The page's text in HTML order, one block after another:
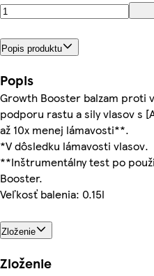
Popis produktu
Popis
Growth Booster balzam proti
podporu rastu a sily vlasov s
až 10x menej lámavosti**.
*V dôsledku lámavosti vlasov.
**Inštrumentálny test po
Booster.
Veľkosť balenia: 0.15l
Zloženie
Zloženie